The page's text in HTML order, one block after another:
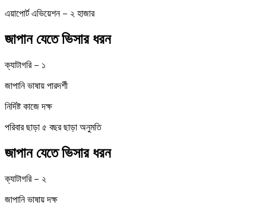
এয়াপোর্ট এভিয়েশন – ২ হাজার
জাপান যেতেভিসার ধরন
ক্যাটাগরি – ১
জাপানি ভাষায় পারদর্শী
নির্দিষ্ট কাজে দক্ষ
পরিবার ছাড়া ৫ বছর ছাড়া অনুমতি
জাপান যেতেভিসার ধরন
ক্যাটাগরি – ২
জাপানি ভাষায় দক্ষ